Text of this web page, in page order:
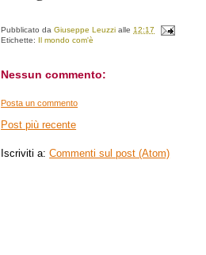
Pubblicato daGiuseppe Leuzzi alle 12:17
Etichette: Il mondo com'è
Nessun commento:
Posta un commento
Post più recente
Iscriviti a:Commenti sul post (Atom)